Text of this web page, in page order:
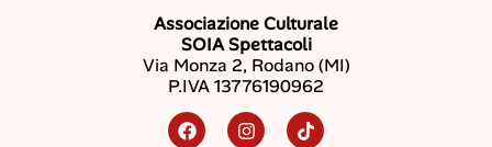
Associazione Culturale
SOIA Spettacoli
Via Monza 2, Rodano (MI)
P.IVA 13776190962